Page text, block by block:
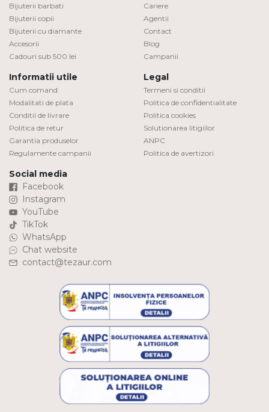
Bijuterii barbati
Bijuterii copii
Bijuterii cu diamante
Accesorii
Cadouri sub 500 lei
Cariere
Agentii
Contact
Blog
Campanii
Informatii utile
Cum comand
Modalitati de plata
Conditii de livrare
Politica de retur
Garantia produselor
Regulamente campanii
Legal
Termeni si conditii
Politica de confidentialitate
Politica cookies
Solutionarea litigiilor
ANPC
Politica de avertizori
Social media
Facebook
Instagram
YouTube
TikTok
WhatsApp
Chat website
contact@tezaur.com